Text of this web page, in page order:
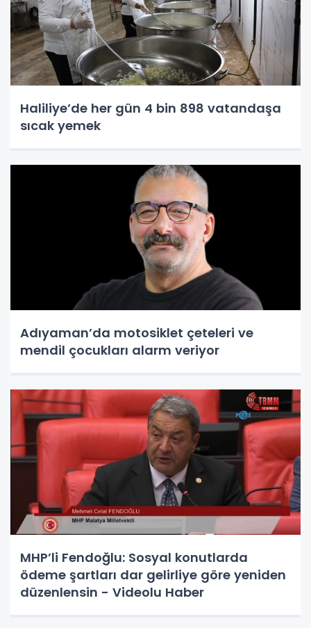
Haliliye’de her gün 4 bin 898 vatandaşa
sıcak yemek
Adıyaman’da motosiklet çeteleri ve
mendil çocukları alarm veriyor
MHP’li Fendoğlu: Sosyal konutlarda
ödeme şartları dar gelirliye göre yeniden
düzenlensin - Videolu Haber